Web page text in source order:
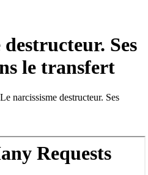
Ses
le transfert
Le narcissisme destructeur. Ses